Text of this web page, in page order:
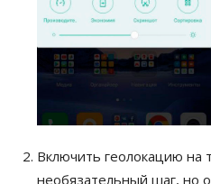
Включить геолокацию на
необязательный шаг, но